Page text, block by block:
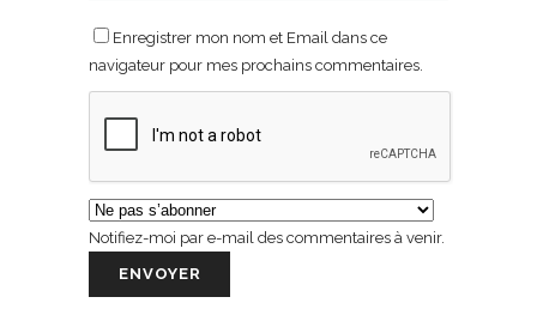
Enregistrer mon nom et Email dans ce
navigateur pour mes prochains commentaires.
Notifiez-moi par e-mail des commentaires à venir.